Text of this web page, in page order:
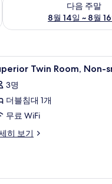
다음 주말
8월 14일 ~ 8월
작업 공간
1 Twin Room, Non-
3명
더블침대 1개
무료 WiFi
히 보기